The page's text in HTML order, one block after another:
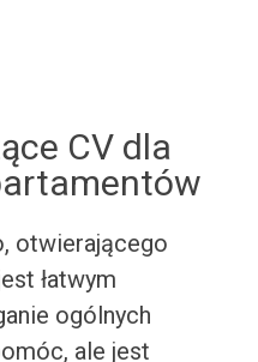
CV dla
otwierającego
łatwym
ogólnych
ale jest